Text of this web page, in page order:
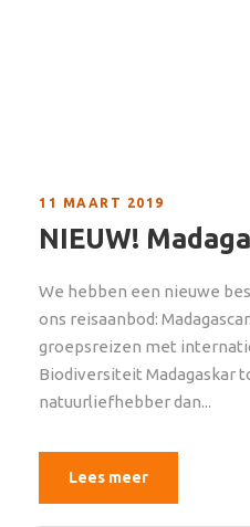
11 MAART 2019
NIEUW!
We hebben een nieuwe
ons reisaanbod:
groepsreizen met
Biodiversiteit Madagaskar
natuurliefhebber dan...
Lees meer